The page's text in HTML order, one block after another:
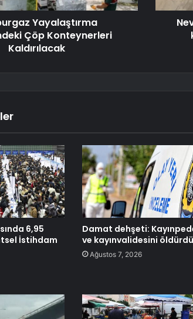
Yayalaştırma
Çöp Konteynerleri
Kaldırılacak
6,95
İstihdam
Damat dehşeti:
ve kayınvalidesini öldürdü
Ağustos 7, 2026